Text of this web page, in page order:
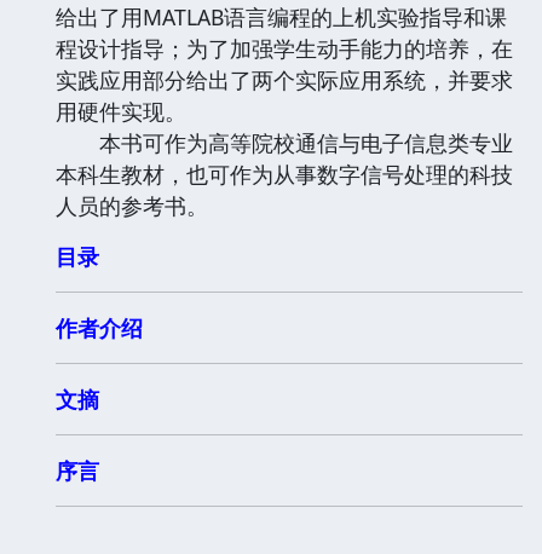
给出了用MATLAB语言编程的上机实验指导和课
程设计指导；为了加强学生动手能力的培养，在
实践应用部分给出了两个实际应用系统，并要求
用硬件实现。
本书可作为高等院校通信与电子信息类专业
本科生教材，也可作为从事数字信号处理的科技
人员的参考书。
目录
作者介绍
文摘
序言